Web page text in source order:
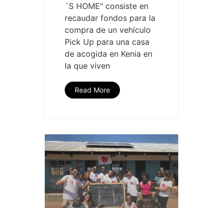
´S HOME" consiste en
recaudar fondos para la
compra de un vehículo
Pick Up para una casa
de acogida en Kenia en
la que viven
Read More